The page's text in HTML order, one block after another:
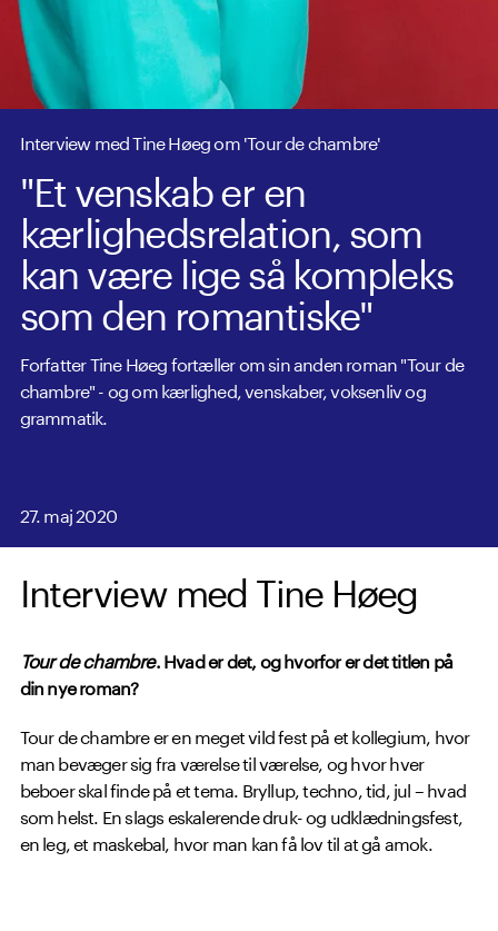
Interview med Tine Høeg om 'Tour de chambre'
"Et venskab er en
kærlighedsrelation, som
kan være lige så kompleks
som den romantiske"
Forfatter Tine Høeg fortæller om sin anden roman "Tour de
chambre" - og om kærlighed, venskaber, voksenliv og
grammatik.
27. maj 2020
Interview med Tine Høeg
Tour de chambre. Hvad er det, og hvorfor er det titlen på
din nye roman?
Tour de chambre er en meget vild fest på et kollegium, hvor
man bevæger sig fra værelse til værelse, og hvor hver
beboer skal finde på et tema. Bryllup, techno, tid, jul – hvad
som helst. En slags eskalerende druk- og udklædningsfest,
en leg, et maskebal, hvor man kan få lov til at gå amok.